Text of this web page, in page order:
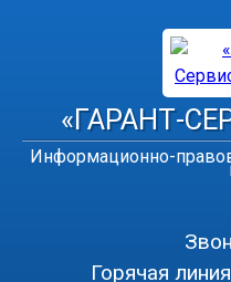
«ГАРАНТ-
Информационно-
Горячая